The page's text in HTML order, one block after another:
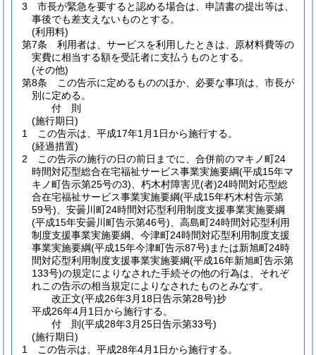
3
市長が緊急を要すると認める場合は、申請書の提出等は、
事後でも差支えないものとする。
(利用料)
第7条
利用者は、サービスを利用したときは、原材料費等の
実費に相当する額を受託者に支払うものとする。
(その他)
第8条
この告示に定めるもののほか、必要な事項は、市長が
別に定める。
付 則
(施行期日)
1
この告示は、平成17年1月1日から施行する。
(経過措置)
2
この告示の施行の日の前日までに、合併前のマキノ町24
時間対応型総合在宅福祉サービス事業実施要綱(平成15年マ
キノ町告示第25号の3) 、朽木村障害児(者)24時間対応型総
合在宅福祉サービス事業実施要綱(平成15年朽木村告示第
59号) 、安曇川町24時間対応型利用制度支援事業実施要綱
(平成15年安曇川町告示第46号) 、高島町24時間対応型利用
制度支援事業実施要綱、今津町24時間対応型利用制度支援
事業実施要綱(平成15年今津町告示87号) または新旭町24時
間対応型利用制度支援事業実施要綱(平成16年新旭町告示第
133号)の規定によりなされた手続その他の行為は、それぞ
れこの告示の相当規定によりなされたものとみなす。
改正文(平成26年3月18日告示第28号)抄
平成26年4月1日から施行する。
付 則(平成28年3月25日告示第33号)
(施行期日)
1
この告示は、平成28年4月1日から施行する。